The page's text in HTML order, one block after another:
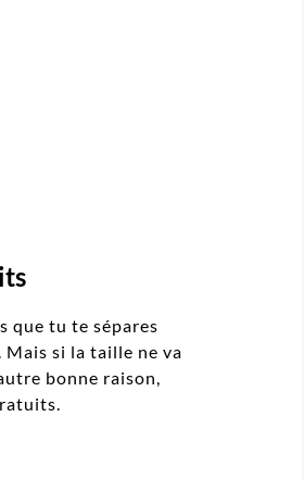
que tu te sépares
si la taille ne va
bonne raison,